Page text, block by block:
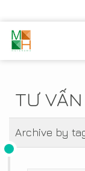
TƯ
Archive by